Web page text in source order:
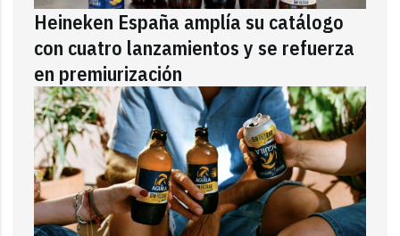
Heineken España amplía su catálogo
con cuatro lanzamientos y se refuerza
en premiurización